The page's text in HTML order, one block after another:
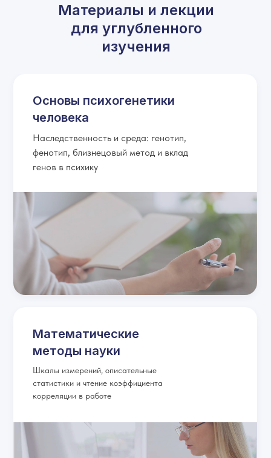
Материалы и лекции
для углубленного
изучения
Наследственность и среда: генотип,
фенотип, близнецовый метод и вклад
генов в психику
Основы психогенетики
человека
Шкалы измерений, описательные
статистики и чтение коэффициента
корреляции в работе
Математические
методы науки